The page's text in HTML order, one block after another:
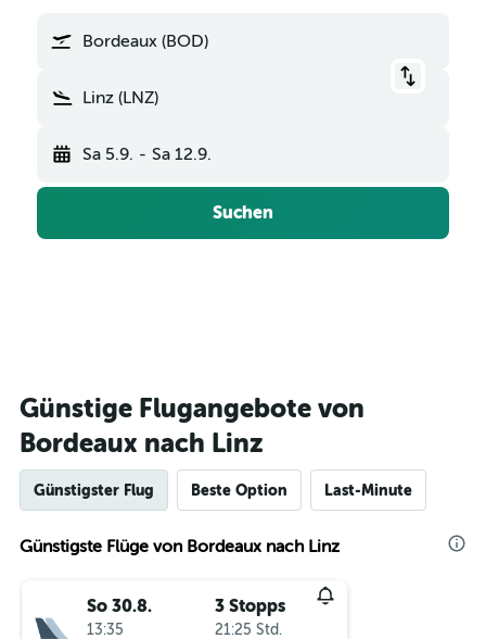
Bordeaux (BOD)
Linz (LNZ)
Sa 5.9. - Sa 12.9.
Suchen
Günstige Flugangebote von
Bordeaux nach Linz
Günstigster Flug Beste Option Last-Minute
Günstigste Flüge von Bordeaux nach Linz
So 30.8.
13:35
3 Stopps
21:25 Std.